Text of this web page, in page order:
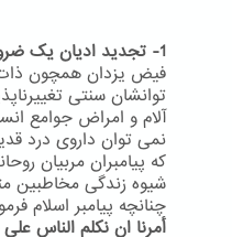
1- تجدید ادیان یک ضرورت است
فیض یزدان همچون ذات
آلام و امراض جوامع
نمی توان داروی درد
که پیامبران مربیان
شیوه زندگی مخاطبین
چنانچه پیامبر اسلام
أمرنا ان نکلم الناس علی